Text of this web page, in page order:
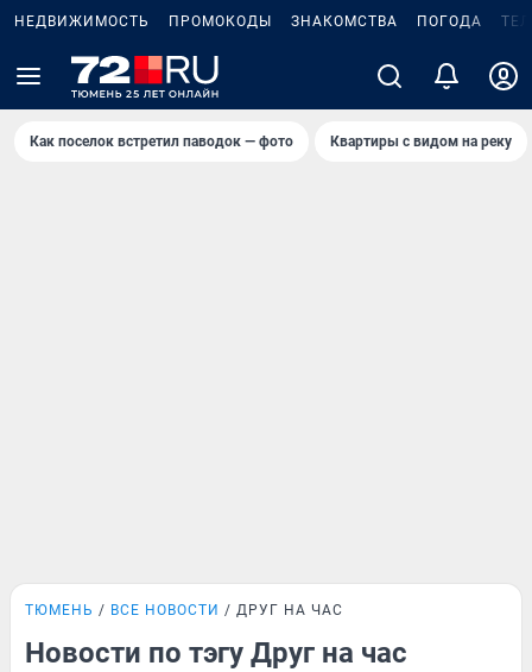
НЕДВИЖИМОСТЬ ПРОМОКОДЫ ЗНАКОМСТВА ПОГОДА
Как поселок встретил паводок — фото Квартиры с видом на реку
ТЮМЕНЬ ВСЕ НОВОСТИ ДРУГ НА ЧАС
Новости по тэгу Друг на час